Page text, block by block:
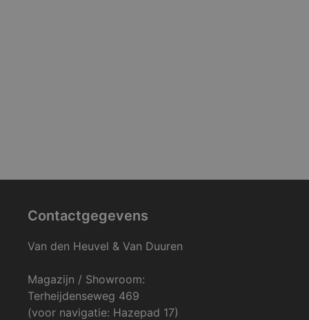
Contactgegevens
Van den Heuvel & Van Duuren
Magazijn / Showroom:
Terheijdenseweg 469
(voor navigatie: Hazepad 17)